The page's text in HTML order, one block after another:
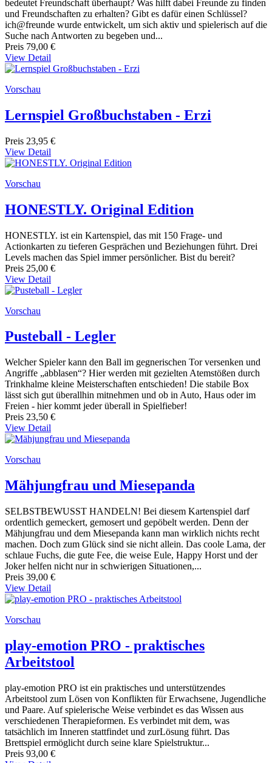
bedeutet Freundschaft überhaupt? Was hilft dabei Freunde zu finden
und Freundschaften zu erhalten? Gibt es dafür einen Schlüssel?
ich@freunde wurde entwickelt, um sich aktiv und spielerisch auf die
Suche nach Antworten zu begeben und...
Preis 79,00 €
View Detail
Vorschau
Lernspiel Großbuchstaben - Erzi
Preis 23,95 €
View Detail
Vorschau
HONESTLY. Original Edition
HONESTLY. ist ein Kartenspiel, das mit 150 Frage- und
Actionkarten zu tieferen Gesprächen und Beziehungen führt. Drei
Levels machen das Spiel immer persönlicher. Bist du bereit?
Preis 25,00 €
View Detail
Vorschau
Pusteball - Legler
Welcher Spieler kann den Ball im gegnerischen Tor versenken und
Angriffe „abblasen“? Hier werden mit gezielten Atemstößen durch
Trinkhalme kleine Meisterschaften entschieden! Die stabile Box
lässt sich gut überallhin mitnehmen und ob in Auto, Haus oder im
Freien - hier kommt jeder überall in Spielfieber!
Preis 23,50 €
View Detail
Vorschau
Mähjungfrau und Miesepanda
SELBSTBEWUSST HANDELN! Bei diesem Kartenspiel darf
ordentlich gemeckert, gemosert und gepöbelt werden. Denn der
Mähjungfrau und dem Miesepanda kann man wirklich nichts recht
machen. Doch zum Glück sind sie nicht allein. Das coole Lama, der
schlaue Fuchs, die gute Fee, die weise Eule, Happy Horst und der
Joker helfen nicht nur in schwierigen Situationen,...
Preis 39,00 €
View Detail
Vorschau
play-emotion PRO - praktisches
Arbeitstool
play-emotion PRO ist ein praktisches und unterstützendes
Arbeitstool zum Lösen von Konflikten für Erwachsene, Jugendliche
und Paare. Auf spielerische Weise verbindet es das Wissen aus
verschiedenen Therapieformen. Es verbindet mit dem, was
tatsächlich im Inneren stattfindet und zurLösung führt. Das
Brettspiel ermöglicht durch seine klare Spielstruktur...
Preis 93,00 €